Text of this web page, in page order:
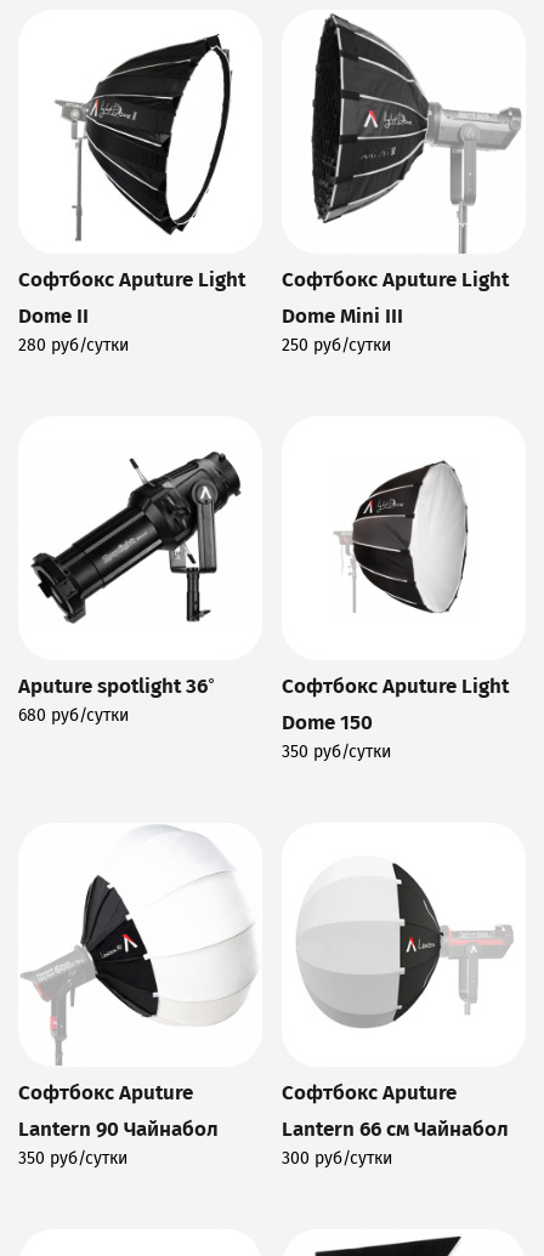
Софтбокс Aputure Light
Dome II
280 руб/сутки
Софтбокс Aputure Light
Dome Mini III
250 руб/сутки
Aputure spotlight 36°
680 руб/сутки
Софтбокс Aputure Light
Dome 150
350 руб/сутки
Софтбокс Aputure
Lantern 90 Чайнабол
350 руб/сутки
Софтбокс Aputure
Lantern 66 см Чайнабол
300 руб/сутки